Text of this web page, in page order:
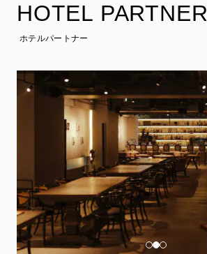
HOTEL PARTNER
ホテルパートナー